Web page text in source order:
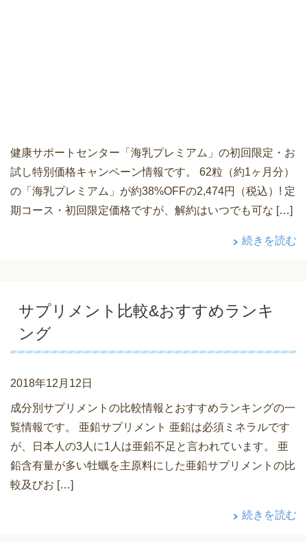
健康サポートセンター「海乳プレミアム」の初回限定・お
試し特別価格キャンペーン情報です。 62粒（約1ヶ月分）
の「海乳プレミアム」が約38%OFFの2,474円（税込）! 定
期コース・初回限定価格ですが、解約はいつでも可な […]
続きを読む
サプリメント比較&おすすめランキ
ング
2018年12月12日
成分別サプリメントの比較情報とおすすめランキングの一
覧情報です。 亜鉛サプリメント 亜鉛は必須ミネラルです
が、日本人の3人に1人は亜鉛不足と言われています。 亜
鉛含有量が多い牡蠣を主原料にした亜鉛サプリメントの比
較及びお […]
続きを読む